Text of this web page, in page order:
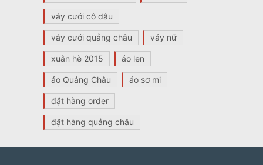
váy cưới cô dâu
váy cưới quảng châu váy nữ
xuân hè 2015 áo len
áo Quảng Châu áo sơ mi
đặt hàng order
đặt hàng quảng châu